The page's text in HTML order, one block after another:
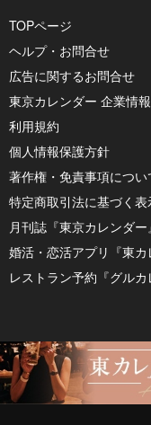
TOPページ
ヘルプ・お問合せ
広告に関するお問合せ
東京カレンダー 企業情報
利用規約
個人情報保護方針
著作権・免責事項につい
特定商取引法に基づく表
月刊誌『東京カレンダー
婚活・恋活アプリ『東カ
レストラン予約『グルカ